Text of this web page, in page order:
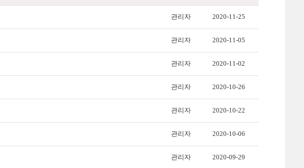
관리자 2020-11-25
관리자 2020-11-05
관리자 2020-11-02
관리자 2020-10-26
관리자 2020-10-22
관리자 2020-10-06
관리자 2020-09-29